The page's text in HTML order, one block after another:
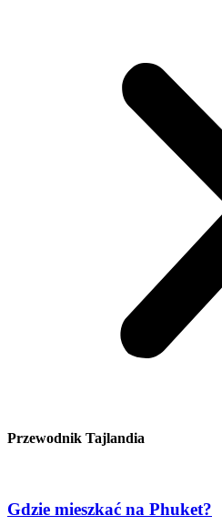
Przewodnik Tajlandia
Gdzie mieszkać na Phuket?